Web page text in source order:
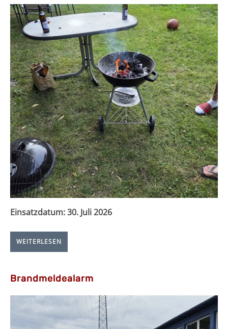
Einsatzdatum:30. Juli 2026
WEITERLESEN
Brandmeldealarm